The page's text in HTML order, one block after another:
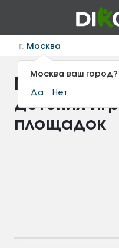
г. Москва
Москва ваш город?
Да Нет
Машинки и
детских
площадок